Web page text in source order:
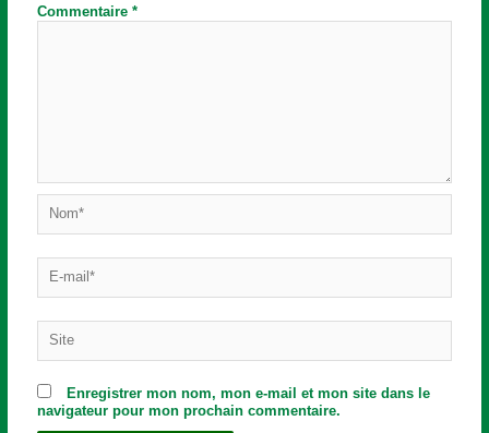
Commentaire*
Nom*
E-
mail*
Site
Enregistrer mon nom, mon e-mail et mon site dans le
navigateur pour mon prochain commentaire.